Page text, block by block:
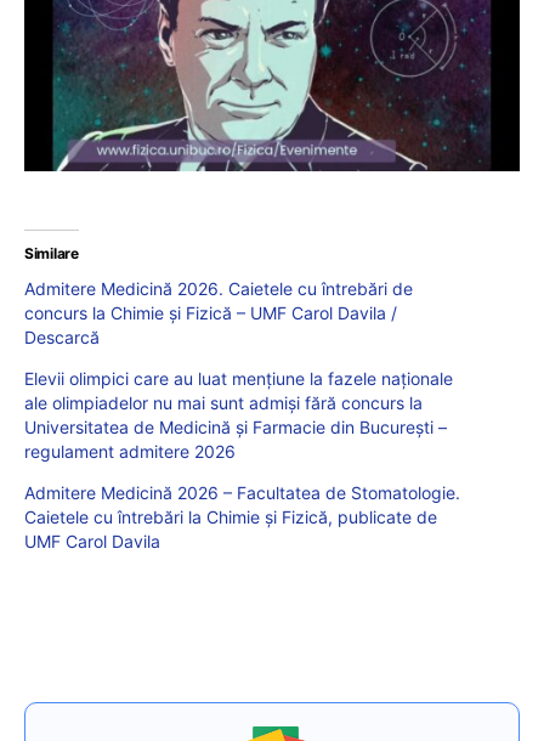
Similare
Admitere Medicină 2026. Caietele cu întrebări de
concurs la Chimie și Fizică – UMF Carol Davila /
Descarcă
Elevii olimpici care au luat mențiune la fazele naționale
ale olimpiadelor nu mai sunt admiși fără concurs la
Universitatea de Medicină și Farmacie din București –
regulament admitere 2026
Admitere Medicină 2026 – Facultatea de Stomatologie.
Caietele cu întrebări la Chimie și Fizică, publicate de
UMF Carol Davila